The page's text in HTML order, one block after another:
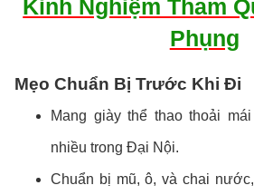
Kinh Nghiệm Tham
Phụng
Mẹo Chuẩn Bị Trước Khi Đi
Mang giày thể thao thoải
nhiều trong Đại Nội.
Chuẩn bị mũ, ô, và chai